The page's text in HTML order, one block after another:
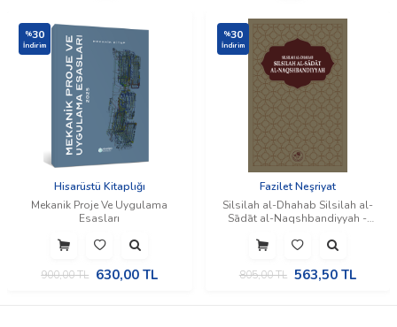
%30
İndirim
Hisarüstü Kitaplığı
Mekanik Proje Ve Uygulama
Esasları
900,00TL 630,00 TL
%30
İndirim
Fazilet Neşriyat
Silsilah al-Dhahab Silsilah al-
Sādāt al-Naqshbandiyyah -
(Silsiletü'z-Zeheb) (İngilizce)
805,00TL 563,50TL